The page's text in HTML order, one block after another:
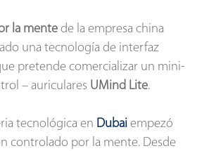
la mente de la empresa china
una tecnología de interfaz
pretende comercializar un mini-
– auriculares UMind Lite.
tecnológica en Dubai empezó
controlado por la mente. Desde